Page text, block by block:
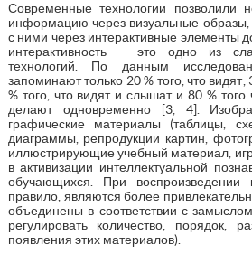
Современные технологии позволили
информацию через визуальные образы,
с ними через интерактивные элементы
интерактивность – это одно из
технологий. По данным
запоминают только 20 % того, что видят,
% того, что видят и слышат и 80 %
делают одновременно [3, 4].
графические материалы (таблицы,
диаграммы, репродукции картин,
иллюстрирующие учебный материал,
в активизации интеллектуальной
обучающихся. При воспроизведении
правило, являются более
объединены в соответствии с
регулировать количество, порядок,
появления этих материалов).